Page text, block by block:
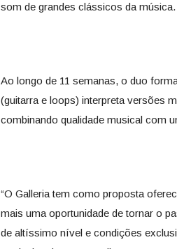
som de grandes clássicos da música.
Ao longo de 11 semanas, o duo
(guitarra e loops) interpreta versões
combinando qualidade musical com
“O Galleria tem como proposta
mais uma oportunidade de tornar o
de altíssimo nível e condições